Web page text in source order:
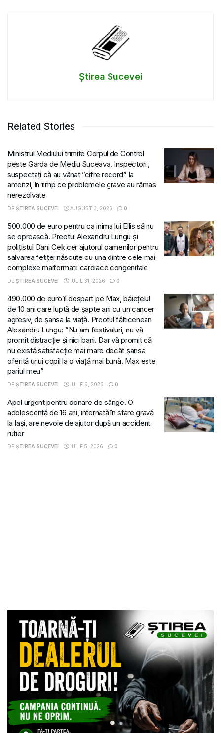
Știrea Sucevei
Related Stories
Ministrul Mediului trimite Corpul de Control
peste Garda de Mediu Suceava. Inspectorii,
suspectați că au vânat ”cifre record” la
amenzi, în timp ce problemele grave au rămas
nerezolvate
DE ȘTIREA SUCEVEI AUGUST 3, 2026 0
500.000 de euro pentru ca inima lui Ellis să nu
se oprească. Preotul Alexandru Lungu și
polițistul Dani Cek cer ajutorul oamenilor pentru
salvarea fetiței născute cu una dintre cele mai
complexe malformații cardiace congenitale
DE ȘTIREA SUCEVEI IULIE 31, 2026 0
490.000 de euro îl despart pe Max, băiețelul
de 10 ani care luptă de șapte ani cu un cancer
agresiv, de șansa la viață. Preotul fălticenean
Alexandru Lungu: ”Nu am festivaluri, nu vă
promit distracție și nici bani. Dar vă promit că
nu există satisfacție mai mare decât șansa
oferită unui copil la o viață mai bună. Max este
pariul meu”
DE ȘTIREA SUCEVEI IULIE 9, 2026 0
Apel urgent pentru donare de sânge. O
adolescentă de 16 ani, internată în stare gravă
la Iași, are nevoie de ajutor după un accident
rutier
DE ȘTIREA SUCEVEI IULIE 5, 2026 0